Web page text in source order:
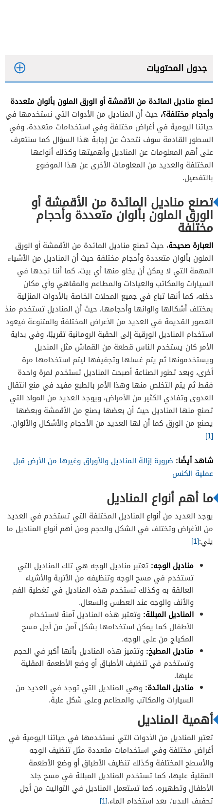
جدول المحتويات
تصنع مناديل المائدة من الأقمشة أو الورق الملون بألوان متعددة
وأحجام مختلفة؟، حيث أن المناديل من الأدوات التي نستخدمها في
حياتنا اليومية في أغراض مختلفة وفي استخدامات متعددة، وفي
السطور القادمة سوف نتحدث عن إجابة هذا السؤال كما سنتعرف
على أهم المعلومات عن المناديل وأهميتها وكذلك أنواعها
المختلفة والعديد من المعلومات الأخرى عن هذا الموضوع
بالتفصيل.
تصنع مناديل المائدة من الأقمشة أو
الورق الملون بألوان متعددة وأحجام
مختلفة
العبارة صحيحة، حيث تصنع مناديل المائدة من الأقمشة أو الورق
الملون بألوان متعددة وأحجام مختلفة حيث أن المناديل من الأشياء
المهمة التي لا يمكن أن يخلو منها أي بيت، كما أننا نجدها في
السيارات والمكاتب والعيادات والمطاعم والمقاهي وأي مكان
دخله، كما أنها تباع في جميع المحلات الخاصة بالأدوات المنزلية
بمختلف أشكالها والوانها وأحجامها، حيث أن المناديل تستخدم منذ
العصور القديمة في العديد من الأعراض المختلفة والمتنوعة فيعود
استخدام المناديل الورقية إلى الحقبة الرومانية تقريبًا، وفي بداية
الأمر كان يستخدم الناس قطعة من القماش مثل المنديل
ويستخدمونها ثم يتم غسلها وتجفيفها ليتم استخدامها مرة
أخرى، وبعد تطور الصناعة أصبحت المناديل تستخدم لمرة واحدة
فقط ثم يتم التخلص منها وهذا الأمر بالطبع مفيد في منع انتقال
العدوى وتفادي الكثير من الأمراض، ويوجد العديد من المواد التي
تصنع منها المناديل حيث أن بعضها يصنع من الأقمشة وبعضها
يصنع من الورق كما أن لها العديد من الأحجام والأشكال والألوان.
[1]
شاهد أيضًا: ضرورة إزالة المناديل والأوراق وغيرها من الأرض قبل
عملية الكنس
ما أهم أنواع المناديل
يوجد العديد من أنواع المناديل المختلفة التي تستخدم في العديد
من الأغراض وتختلف في الشكل والحجم ومن أهم أنواع المناديل ما
يلي:[1]
مناديل الوجه: تعتبر مناديل الوجه هي تلك المناديل التي
تستخدم في مسح الوجه وتنظيفه من الأتربة والأشياء
العالقة به وكذلك تستخدم هذه المناديل في تغطية الفم
والأنف والوجه عند العطس والسعال.
المناديل المبللة: وتعتبر هذه المناديل آمنة لاستخدام
الأطفال كما يمكن استخدامها بشكل آمن من أجل مسح
المكياج من على الوجه.
مناديل المطبخ: وتتميز هذه المناديل بأنها أكبر في الحجم
وتستخدم في تنظيف الأطباق أو وضع الأطعمة المقلية
عليها.
مناديل المائدة: وهي المناديل التي توجد في العديد من
السيارات والمكاتب والمطاعم وعلى شكل علبة.
أهمية المناديل
تعتبر المناديل من الأدوات التي نستخدمها في حياتنا اليومية في
أغراض مختلفة وفي استخدامات متعددة مثل تنظيف الوجه
والأسطح المختلفة وكذلك تنظيف الأطباق أو وضع الأطعمة
المقلية عليها، كما تستخدم المناديل المبللة في مسح جلد
الأطفال وتطهيره، كما تستعمل المناديل في التواليت من أجل
تجفيف اليدين بعد استخدام الماء.[1]